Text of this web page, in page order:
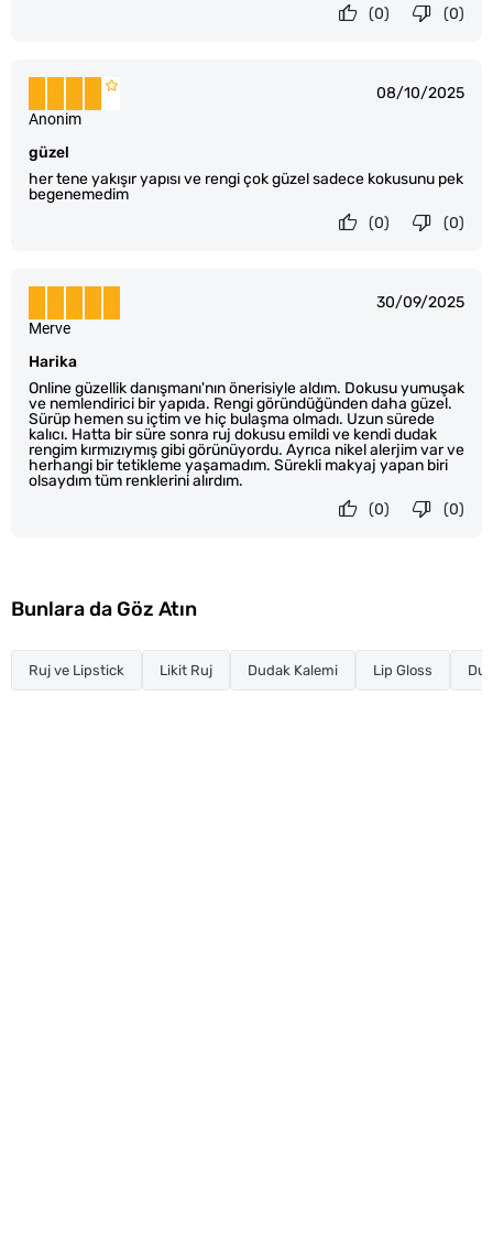
(0)
(0)
08/10/2025
güzel
her tene yakışır yapısı ve rengi çok güzel sadece kokusunu pek
begenemedim
Anonim
(0)
(0)
30/09/2025
Harika
Online güzellik danışmanı'nın önerisiyle aldım. Dokusu yumuşak
ve nemlendirici bir yapıda. Rengi göründüğünden daha güzel.
Sürüp hemen su içtim ve hiç bulaşma olmadı. Uzun sürede
kalıcı. Hatta bir süre sonra ruj dokusu emildi ve kendi dudak
rengim kırmızıymış gibi görünüyordu. Ayrıca nikel alerjim var ve
herhangi bir tetikleme yaşamadım. Sürekli makyaj yapan biri
olsaydım tüm renklerini alırdım.
Merve
(0)
(0)
Bunlara da Göz Atın
Ruj ve Lipstick Likit Ruj Dudak Kalemi Lip Gloss